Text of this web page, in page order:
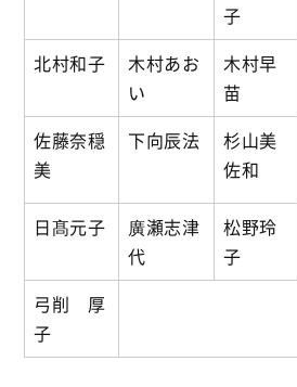
子
北村和子
木村あお
い
木村早
苗
佐藤奈穏
美
下向辰法
杉山美
佐和
日髙元子
廣瀬志津
代
松野玲
子
弓削 厚
子